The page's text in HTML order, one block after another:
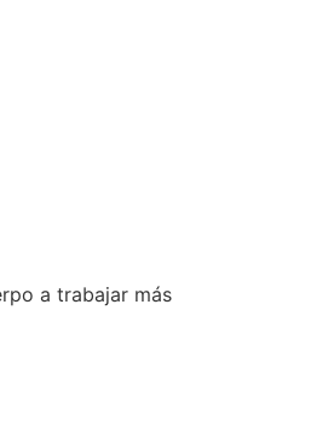
a trabajar más